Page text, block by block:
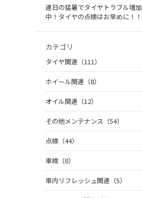
連日の猛暑でタイヤトラブル増加
中！タイヤの点検はお早めに！！
カテゴリ
タイヤ関連（111）
ホイール関連（8）
オイル関連（12）
その他メンテナンス（54）
点検（44）
車検（8）
車内リフレッシュ関連（5）